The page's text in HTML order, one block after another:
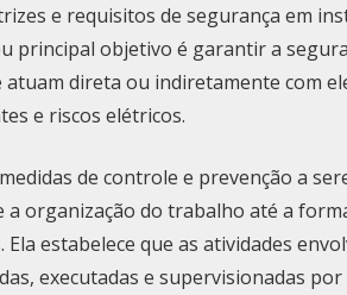
e requisitos de segurança em
principal objetivo é garantir a
direta ou indiretamente com
e riscos elétricos.
de controle e prevenção a
a organização do trabalho até a
estabelece que as atividades
executadas e supervisionadas